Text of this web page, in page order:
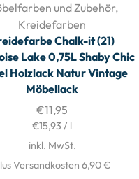
und Zubehör,
Kreidefarben
Chalk-it (21)
Lake 0,75L Shaby Chic
Holzlack Natur Vintage
Möbellack
€11,95
€15,93 / l
inkl. MwSt.
Versandkosten 6,90 €